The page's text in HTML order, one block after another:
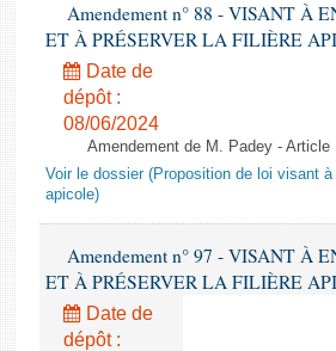
Amendement n° 88 - VISANT À
ET À PRÉSERVER LA FILIÈRE
Date de
dépôt :
08/06/2024
Amendement de M. Padey - Article
Voir le dossier (Proposition de loi visant
apicole)
Amendement n° 97 - VISANT À
ET À PRÉSERVER LA FILIÈRE
Date de
dépôt :